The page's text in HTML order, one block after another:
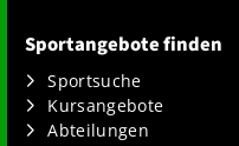
Sportangebote finden
Sportsuche
Kursangebote
Abteilungen